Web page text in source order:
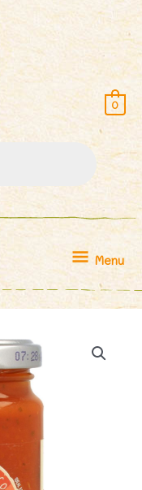
0
Menu
Menu